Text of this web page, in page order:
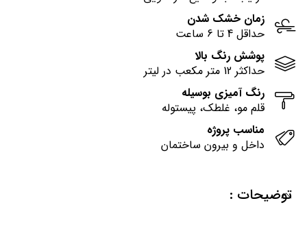
زمان خشک شدن
حداقل 4 تا 6 ساعت
پوشش رنگ بالا
حداکثر 12 متر مکعب در لیتر
رنگ آمیزی بوسیله
قلم مو، غلطک، پیستوله
مناسب پروژه
داخل و بیرون ساختمان
توضیحات :